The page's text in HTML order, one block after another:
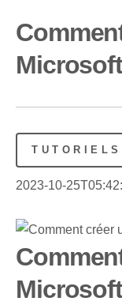
TUTORIELS
2023-10-